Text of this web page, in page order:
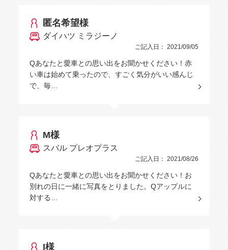
匿名希望様
ダイハツ ミラジーノ
ご記入日： 2021/09/05
Qあなたと愛車との思い出をお聞かせください！赤
い車は始めて乗ったので、すごく気分がいい感んじ
で、毎…
M様
スバル プレオプラス
ご記入日： 2021/08/26
Qあなたと愛車との思い出をお聞かせください！お
別れの日に一緒に写真をとりました。Qアップルに
対する…
I様